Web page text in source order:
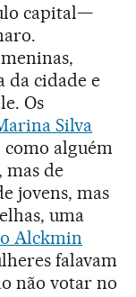
capital—
da cidade e
Os
Silva
como alguém
mas de
jovens, mas
uma
Alckmin
falavam
não votar no